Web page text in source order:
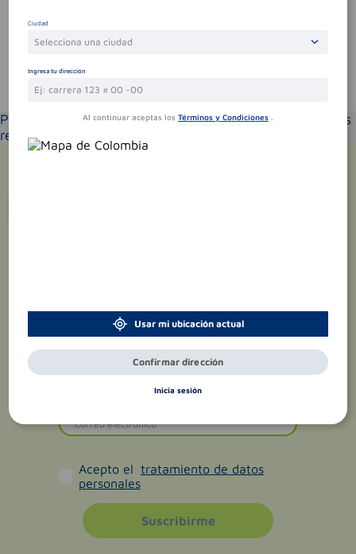
Te puede interesar
Por favor selecciona tu ubicación y verás los productos
recomendados según la cobertura de entrega
Acepto el tratamiento de datos
personales
Suscribirme
Ciudad
Selecciona una ciudad
Ingresa tu dirección
Al continuar aceptas los Términos y Condiciones .
Usar mi ubicación actual
Confirmar dirección
Inicia sesión